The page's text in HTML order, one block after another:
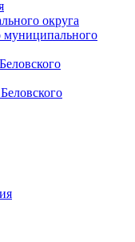
округа
муниципального